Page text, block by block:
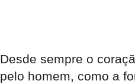
Desde sempre o
pelo homem, como a